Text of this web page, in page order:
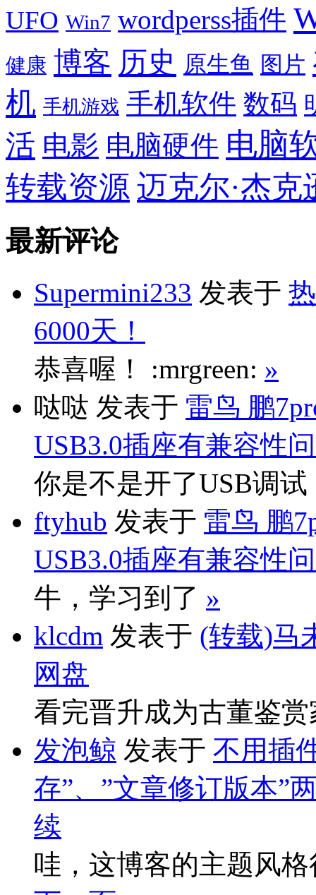
UFO Win7 wordperss插件
健康 博客 历史 原生鱼 图片
机 手机游戏 手机软件 数码
活 电影 电脑硬件 电脑
转载资源 迈克尔·杰克
最新评论
Supermini233 发表于
6000天！
恭喜喔！ :mrgreen: »
哒哒 发表于 雷鸟 鹏
USB3.0插座有兼容性
你是不是开了USB调
ftyhub 发表于 雷鸟 鹏
USB3.0插座有兼容性
牛，学习到了 »
klcdm 发表于 (转载)马
网盘
看完晋升成为古董鉴
发泡鲸 发表于 不用插
存”、”文章修订版本”
续
哇，这博客的主题风